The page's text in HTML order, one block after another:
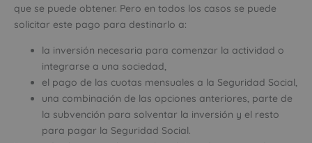
que se puede obtener. Pero en todos los casos se puede
solicitar este pago para destinarlo a:
la inversión necesaria para comenzar la actividad o
integrarse a una sociedad,
el pago de las cuotas mensuales a la Seguridad Social,
una combinación de las opciones anteriores, parte de
la subvención para solventar la inversión y el resto
para pagar la Seguridad Social.